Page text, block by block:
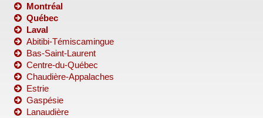
Montréal
Québec
Laval
Abitibi-Témiscamingue
Bas-Saint-Laurent
Centre-du-Québec
Chaudière-Appalaches
Estrie
Gaspésie
Lanaudière